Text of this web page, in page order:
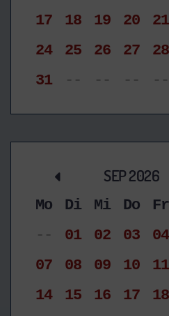
17
18 19 20 21
24
25 26 27 28
31
-- -- -- --
SEP 2026
Mo Di Mi Do Fr
--
01 02 03 04
07
08 09 10 11
14
15 16 17 18